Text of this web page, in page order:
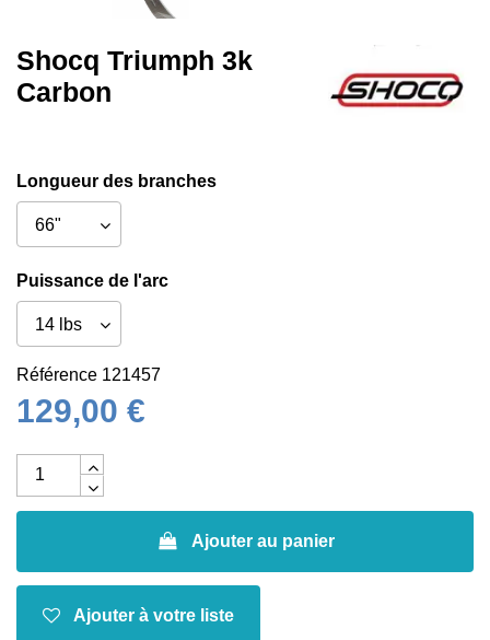
Shocq Triumph 3k
Carbon
Longueur des branches
Puissance de l'arc
Référence 121457
129,00 €
Ajouter au panier